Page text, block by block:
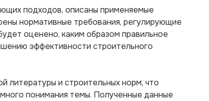
подходов, описаны применяемые
нормативные требования, регулирующие
оценено, каким образом правильное
эффективности строительного
литературы и строительных норм, что
понимания темы. Полученные данные